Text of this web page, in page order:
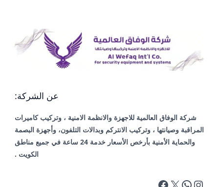
عن الشركة:
شركة الوفاق العالمية للاجهزة والانظمة الامنية ، وتركيب كاميرات
المراقبة وصيانتها ، وتركيب الانتركم وبدالات التلفون، وأجهزة البصمة
والحماية الأمنية بأرخص الأسعار خدمة 24 ساعة في جميع مناطق
الكويت .